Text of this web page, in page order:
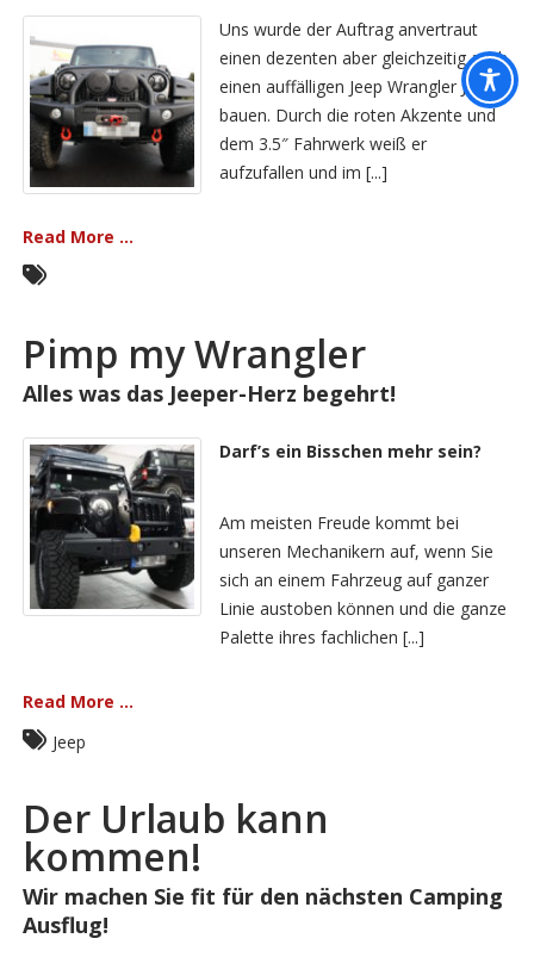
Uns wurde der Auftrag anvertraut
einen dezenten aber gleichzeitig auch
einen auffälligen Jeep Wrangler JK zu
bauen. Durch die roten Akzente und
dem 3.5″ Fahrwerk weiß er
aufzufallen und im [...]
Read More ...
Pimp my Wrangler
Alles was das Jeeper-Herz begehrt!
Darf’s ein Bisschen mehr sein?
Am meisten Freude kommt bei
unseren Mechanikern auf, wenn Sie
sich an einem Fahrzeug auf ganzer
Linie austoben können und die ganze
Palette ihres fachlichen [...]
Read More ...
Jeep
Der Urlaub kann
kommen!
Wir machen Sie fit für den nächsten Camping
Ausflug!